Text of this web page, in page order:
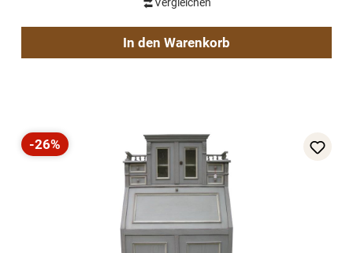
In den Warenkorb
Rabatt
-26%